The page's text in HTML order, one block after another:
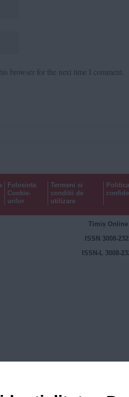
browser for the next time I comment.
Folosinta
Cookie-
urilor
Termeni si
conditii de
utilizare
Timiș Online
ISSN 3008-
ISSN-L 3008-